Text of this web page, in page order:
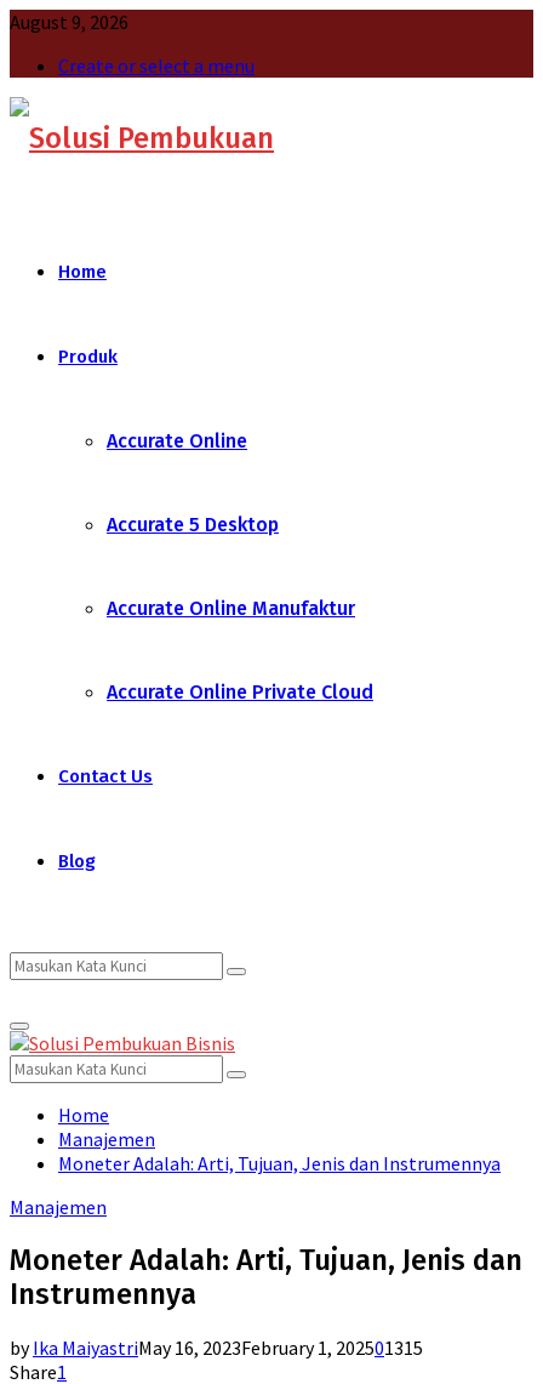
August 9, 2026
Create or select a menu
Home
Produk
Accurate Online
Accurate 5 Desktop
Accurate Online Manufaktur
Accurate Online Private Cloud
Contact Us
Blog
Search
for:
Search
Primary
Menu
Search
for:
Search
Home
Manajemen
Moneter Adalah: Arti, Tujuan, Jenis dan Instrumennya
Manajemen
Moneter Adalah: Arti, Tujuan, Jenis dan
Instrumennya
byIka MaiyastriMay 16, 2023February 1, 202501315
Share1